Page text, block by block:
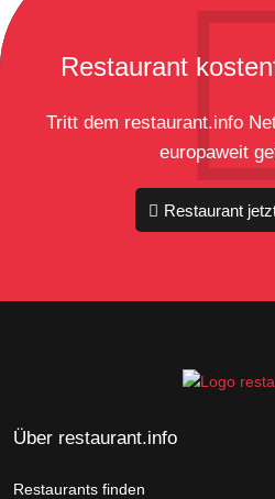
Restaurant
Tritt dem restaurant.info
europaweit
Restaurant
Über restaurant.info
Restaurants finden